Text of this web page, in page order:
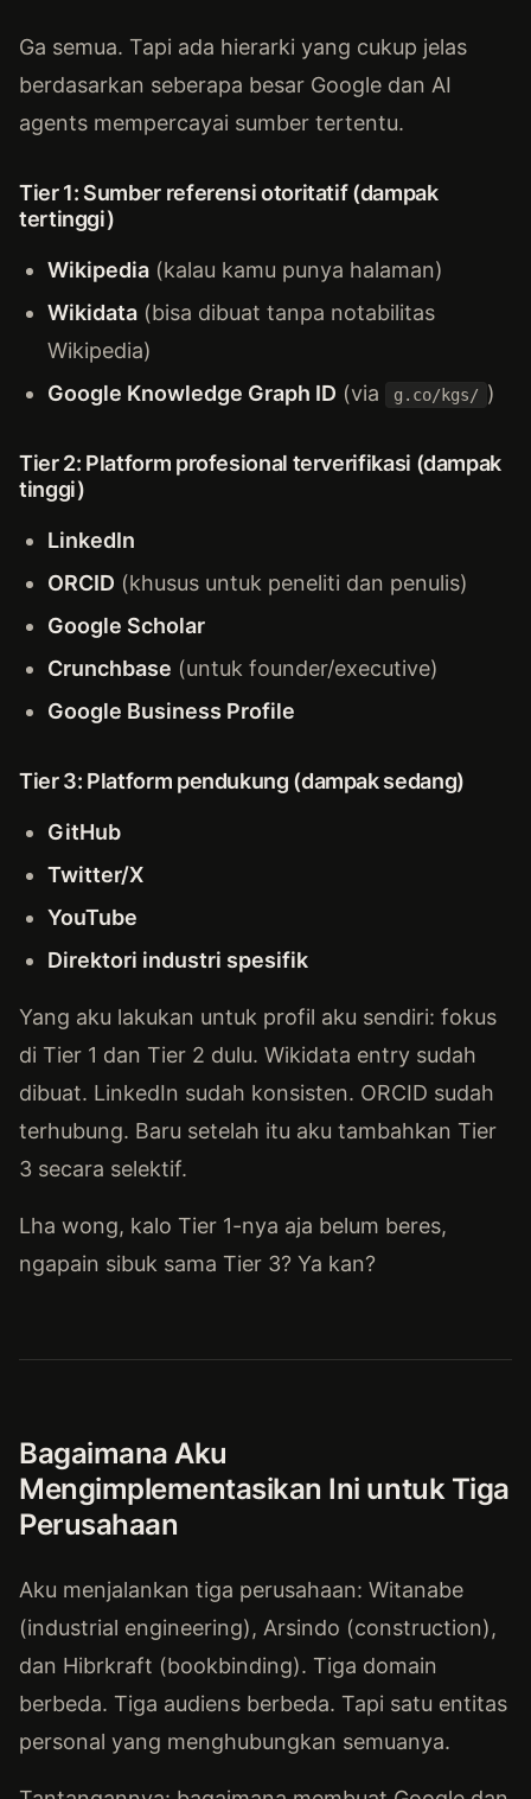
Ga semua. Tapi ada hierarki yang cukup jelas
berdasarkan seberapa besar Google dan AI
agents mempercayai sumber tertentu.
Tier 1: Sumber referensi otoritatif (dampak
tertinggi)
Wikipedia (kalau kamu punya halaman)
Wikidata (bisa dibuat tanpa notabilitas
Wikipedia)
Google Knowledge Graph ID (via g.co/kgs/ )
Tier 2: Platform profesional terverifikasi (dampak
tinggi)
LinkedIn
ORCID (khusus untuk peneliti dan penulis)
Google Scholar
Crunchbase (untuk founder/executive)
Google Business Profile
Tier 3: Platform pendukung (dampak sedang)
GitHub
Twitter/X
YouTube
Direktori industri spesifik
Yang aku lakukan untuk profil aku sendiri: fokus
di Tier 1 dan Tier 2 dulu. Wikidata entry sudah
dibuat. LinkedIn sudah konsisten. ORCID sudah
terhubung. Baru setelah itu aku tambahkan Tier
3 secara selektif.
Lha wong, kalo Tier 1-nya aja belum beres,
ngapain sibuk sama Tier 3? Ya kan?
Bagaimana Aku
Mengimplementasikan Ini untuk Tiga
Perusahaan
Aku menjalankan tiga perusahaan: Witanabe
(industrial engineering), Arsindo (construction),
dan Hibrkraft (bookbinding). Tiga domain
berbeda. Tiga audiens berbeda. Tapi satu entitas
personal yang menghubungkan semuanya.